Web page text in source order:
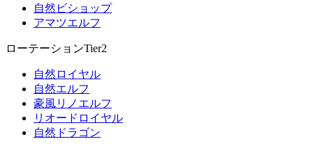
自然ビショップ
アマツエルフ
ローテーションTier2
自然ロイヤル
自然エルフ
豪風リノエルフ
リオードロイヤル
自然ドラゴン